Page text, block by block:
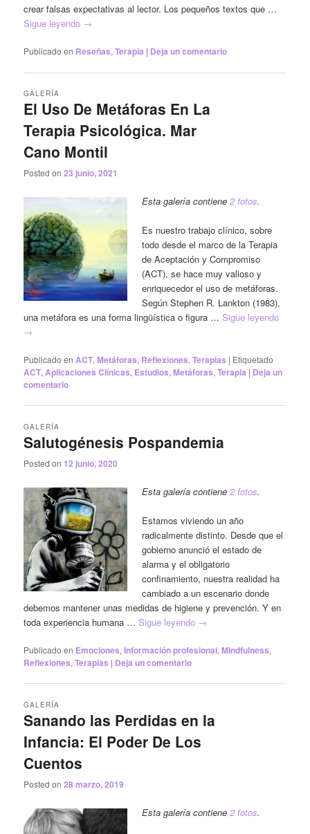
crear falsas expectativas al lector. Los pequeños textos que …
Sigue leyendo →
Publicado en Reseñas,Terapia | Deja un comentario
El Uso De Metáforas En La
Terapia Psicológica. Mar
Cano Montil
GALERÍA
Posted on23 junio, 2021
Esta galería contiene2 fotos.
Es nuestro trabajo clínico, sobre
todo desde el marco de la Terapia
de Aceptación y Compromiso
(ACT), se hace muy valioso y
enriquecedor el uso de metáforas.
Según Stephen R. Lankton (1983),
una metáfora es una forma lingüística o figura …Sigue leyendo
→
Publicado en ACT,Metáforas, Reflexiones,Terapias | Etiquetado
ACT, Aplicaciones Clínicas, Estudios,Metáforas,Terapia | Deja un
comentario
Salutogénesis Pospandemia
GALERÍA
Posted on 12 junio, 2020
Esta galería contiene2 fotos.
Estamos viviendo un año
radicalmente distinto. Desde que el
gobierno anunció el estado de
alarma y el obligatorio
confinamiento, nuestra realidad ha
cambiado a un escenario donde
debemos mantener unas medidas de higiene y prevención. Y en
toda experiencia humana …Sigue leyendo →
Publicado en Emociones,Información profesional,MIndfulness,
Reflexiones,Terapias | Deja un comentario
Sanando las Perdidas en la
Infancia: El Poder De Los
Cuentos
GALERÍA
Posted on28 marzo, 2019
Esta galería contiene2 fotos.